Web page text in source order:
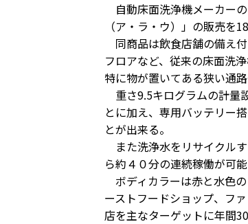
自動床面洗浄機メーカー
（ア・ラ・ウ）」の販売を
同商品は飲食店舗の備え
フロアなど、従来の床面洗
特に物が置いてある狭い通
重さ9.5キログラムの計量
とに加え、専用バッテリー
とが出来る。
また洗浄水をリサイクル
ら約４０分の連続稼働が可能
ボディカラーは赤と水色
ーストフードショップ、フ
店を主なターゲットに年間